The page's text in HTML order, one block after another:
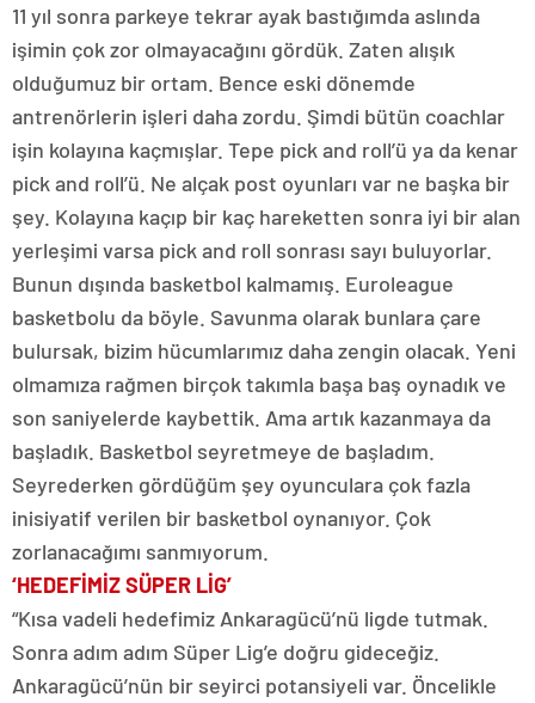
11 yıl sonra parkeye tekrar ayak bastığımda aslında
işimin çok zor olmayacağını gördük. Zaten alışık
olduğumuz bir ortam. Bence eski dönemde
antrenörlerin işleri daha zordu. Şimdi bütün coachlar
işin kolayına kaçmışlar. Tepe pick and roll’ü ya da kenar
pick and roll’ü. Ne alçak post oyunları var ne başka bir
şey. Kolayına kaçıp bir kaç hareketten sonra iyi bir alan
yerleşimi varsa pick and roll sonrası sayı buluyorlar.
Bunun dışında basketbol kalmamış. Euroleague
basketbolu da böyle. Savunma olarak bunlara çare
bulursak, bizim hücumlarımız daha zengin olacak. Yeni
olmamıza rağmen birçok takımla başa baş oynadık ve
son saniyelerde kaybettik. Ama artık kazanmaya da
başladık. Basketbol seyretmeye de başladım.
Seyrederken gördüğüm şey oyunculara çok fazla
inisiyatif verilen bir basketbol oynanıyor. Çok
zorlanacağımı sanmıyorum.
‘HEDEFİMİZ SÜPER LİG’
“Kısa vadeli hedefimiz Ankaragücü’nü ligde tutmak.
Sonra adım adım Süper Lig’e doğru gideceğiz.
Ankaragücü’nün bir seyirci potansiyeli var. Öncelikle